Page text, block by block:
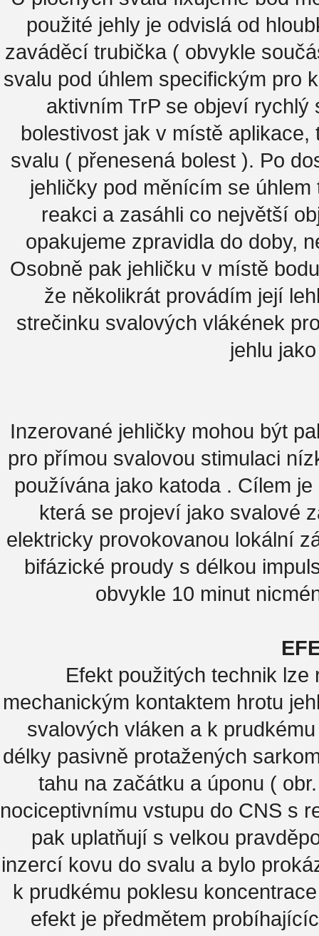
použité jehly je odvislá od
zaváděcí trubička ( obvykle
svalu pod úhlem specifickým pro
aktivním TrP se objeví
bolestivost jak v místě
svalu ( přenesená bolest ). Po
jehličky pod měnícím se
reakci a zasáhli co největší
opakujeme zpravidla do doby,
Osobně pak jehličku v místě
že několikrát provádím její
strečinku svalových vlákének
jehlu
Inzerované jehličky mohou být
pro přímou svalovou stimulaci
používána jako katoda . Cílem
která se projeví jako svalové
elektricky provokovanou lokální
bifázické proudy s délkou
obvykle 10 minut
Efekt použitých technik
mechanickým kontaktem hrotu
svalových vláken a k
délky pasivně protažených
tahu na začátku a úponu (
nociceptivnímu vstupu do CNS s
pak uplatňují s velkou
inzercí kovu do svalu a bylo
k prudkému poklesu
efekt je předmětem